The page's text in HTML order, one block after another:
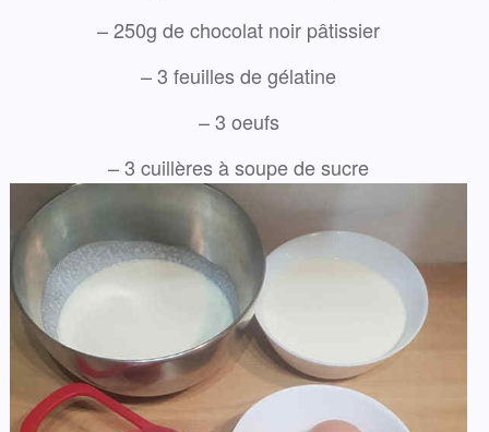
– 250g de chocolat noir pâtissier
– 3 feuilles de gélatine
– 3 oeufs
– 3 cuillères à soupe de sucre